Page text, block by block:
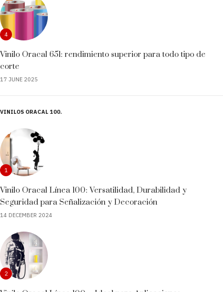
4
Vinilo Oracal 651: rendimiento superior para todo tipo de
corte
17 JUNE 2025
VINILOS ORACAL 100
1
Vinilo Oracal Línea 100: Versatilidad, Durabilidad y
Seguridad para Señalización y Decoración
14 DECEMBER 2024
2